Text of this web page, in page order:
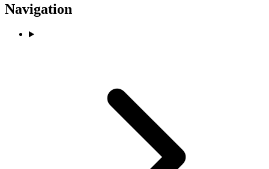
Navigation